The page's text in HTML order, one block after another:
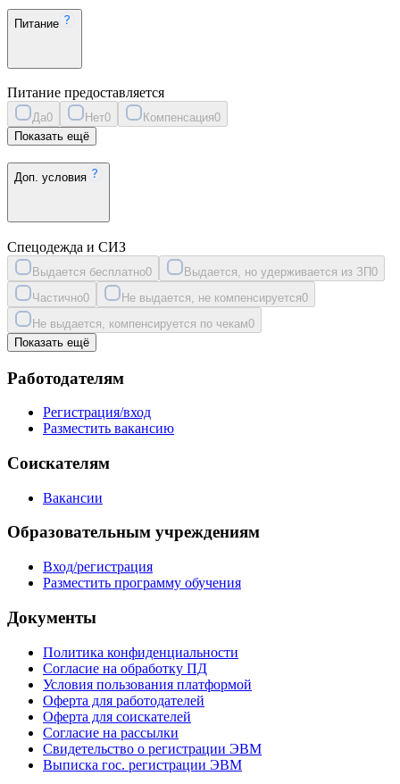
Питание
Питание предоставляется
Да0 Нет0 Компенсация0
Показать ещё
Доп. условия
Спецодежда и СИЗ
Выдается бесплатно0 Выдается, но удерживается из ЗП0
Частично0 Не выдается, не компенсируется0
Не выдается, компенсируется по чекам0
Показать ещё
Работодателям
Регистрация/вход
Разместить вакансию
Соискателям
Вакансии
Образовательным учреждениям
Вход/регистрация
Разместить программу обучения
Документы
Политика конфиденциальности
Согласие на обработку ПД
Условия пользования платформой
Оферта для работодателей
Оферта для соискателей
Согласие на рассылки
Свидетельство о регистрации ЭВМ
Выписка гос. регистрации ЭВМ